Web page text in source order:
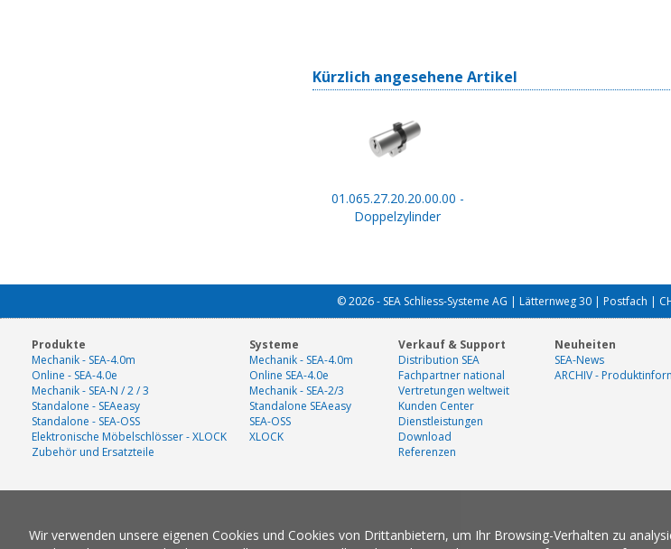
Kürzlich angesehene Artikel
01.065.27.20.20.00.00 -
Doppelzylinder
© 2026 - SEA Schliess-Systeme AG | Lätternweg 30 | Postfach |
Produkte
Mechanik - SEA-4.0m
Online - SEA-4.0e
Mechanik - SEA-N / 2 / 3
Standalone - SEAeasy
Standalone - SEA-OSS
Elektronische Möbelschlösser - XLOCK
Zubehör und Ersatzteile
Systeme
Mechanik - SEA-4.0m
Online SEA-4.0e
Mechanik - SEA-2/3
Standalone SEAeasy
SEA-OSS
XLOCK
Verkauf & Support
Distribution SEA
Fachpartner national
Vertretungen weltweit
Kunden Center
Dienstleistungen
Download
Referenzen
Neuheiten
SEA-News
ARCHIV -
Wir verwenden unsere eigenen Cookies und Cookies von Drittanbietern, um Ihr Browsing-Verhalten zu